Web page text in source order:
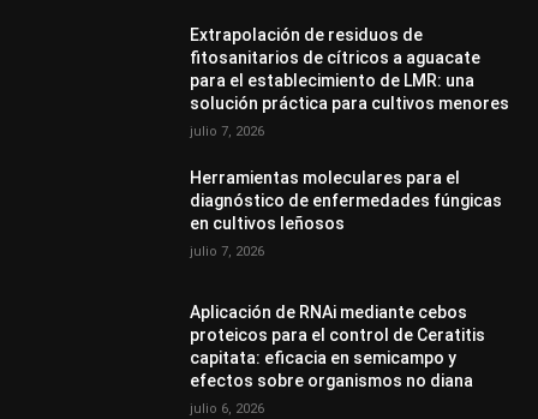
Extrapolación de residuos de
fitosanitarios de cítricos a aguacate
para el establecimiento de LMR: una
solución práctica para cultivos menores
julio 7, 2026
Herramientas moleculares para el
diagnóstico de enfermedades fúngicas
en cultivos leñosos
julio 7, 2026
Aplicación de RNAi mediante cebos
proteicos para el control de Ceratitis
capitata: eficacia en semicampo y
efectos sobre organismos no diana
julio 6, 2026